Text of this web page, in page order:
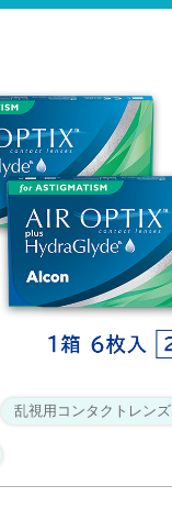
乱視用コンタクトレンズ